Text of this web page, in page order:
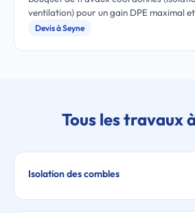
ventilation) pour un gain DPE maximal
Devis à Seyne
Tous les travaux
Isolation des combles